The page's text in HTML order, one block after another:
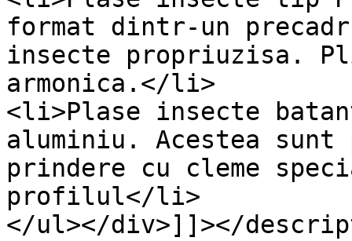
format dintr-un
insecte propriuzisa.
armonica.</li>
<li>Plase insecte
aluminiu. Acestea sunt
prindere cu cleme
profilul</li>
</ul></div>]]></